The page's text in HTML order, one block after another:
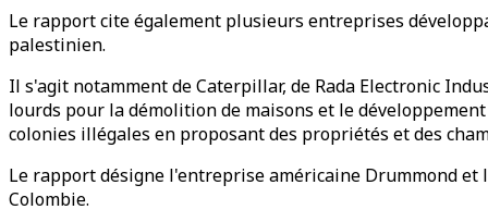
Le rapport cite également plusieurs entreprises
palestinien.
Il s'agit notamment de Caterpillar, de Rada Electronic
lourds pour la démolition de maisons et le
colonies illégales en proposant des propriétés et des
Le rapport désigne l'entreprise américaine Drummond
Colombie.